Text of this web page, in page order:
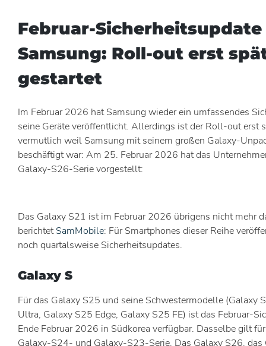
Februar-
Samsung: Roll-out erst
gestartet
Im Februar 2026 hat Samsung wieder ein umfassendes
seine Geräte veröffentlicht. Allerdings ist der Roll-out erst
vermutlich weil Samsung mit seinem großen Galaxy-
beschäftigt war: Am 25. Februar 2026 hat das
Galaxy-S26-Serie vorgestellt:
Das Galaxy S21 ist im Februar 2026 übrigens nicht mehr
berichtetSamMobile: Für Smartphones dieser Reihe
noch quartalsweise Sicherheitsupdates.
Galaxy S
Für das Galaxy S25 und seine Schwestermodelle (Galaxy
Ultra, Galaxy S25 Edge, Galaxy S25 FE) ist das Februar-
Ende Februar 2026 in Südkorea verfügbar. Dasselbe gilt
Galaxy-S24- und Galaxy-S23-Serie. Das Galaxy S26,